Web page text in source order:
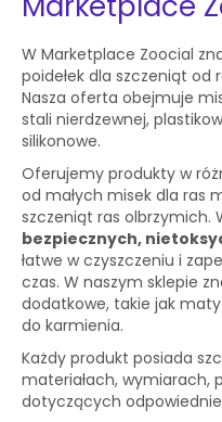
W Marketplace Zoocial
poidełek dla szczeniąt
Nasza oferta obejmuje
stali nierdzewnej,
silikonowe.
Oferujemy produkty w
od małych misek dla ras
szczeniąt ras olbrzymich.
bezpiecznych,
łatwe w czyszczeniu i
czas. W naszym sklepie
dodatkowe, takie jak
do karmienia.
Każdy produkt posiada
materiałach, wymiarach,
dotyczących